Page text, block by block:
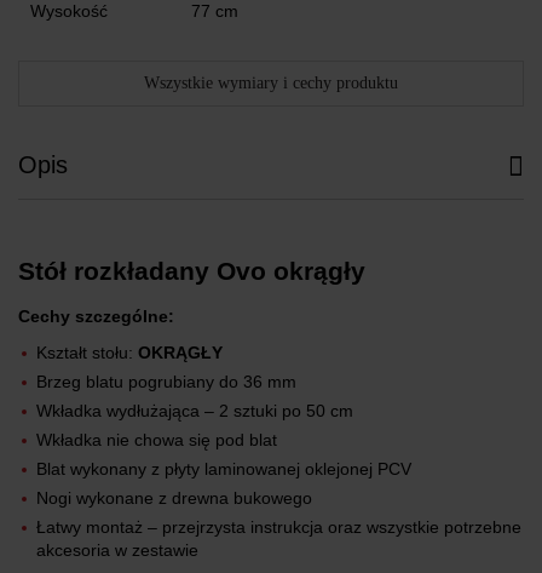
Wysokość 77 cm
Wszystkie wymiary i cechy produktu
Opis
Stół rozkładany Ovo okrągły
Cechy szczególne:
Kształt stołu: OKRĄGŁY
Brzeg blatu pogrubiany do 36 mm
Wkładka wydłużająca – 2 sztuki po 50 cm
Wkładka nie chowa się pod blat
Blat wykonany z płyty laminowanej oklejonej PCV
Nogi wykonane z drewna bukowego
Łatwy montaż – przejrzysta instrukcja oraz wszystkie potrzebne
akcesoria w zestawie